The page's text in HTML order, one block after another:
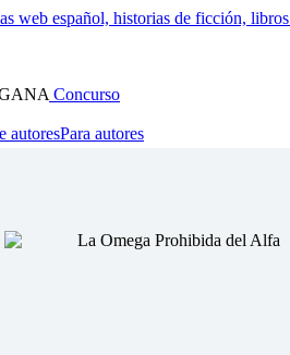
Concurso
autoresPara autores
Hombre lobo Mafia Sistema Fantasía Urbano